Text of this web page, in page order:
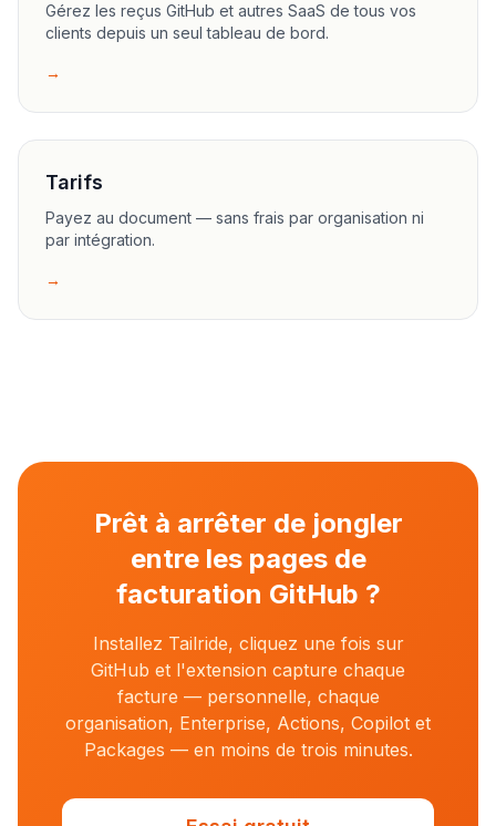
Gérez les reçus GitHub et autres SaaS de tous vos
clients depuis un seul tableau de bord.
→
Tarifs
Payez au document — sans frais par organisation ni
par intégration.
→
Prêt à arrêter de jongler
entre les pages de
facturation GitHub ?
Installez Tailride, cliquez une fois sur
GitHub et l'extension capture chaque
facture — personnelle, chaque
organisation, Enterprise, Actions, Copilot et
Packages — en moins de trois minutes.